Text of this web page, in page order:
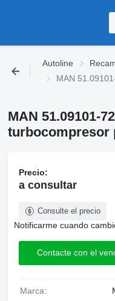
Autoline
MAN
MAN 51.09101-
turbocompresor
Precio:
a consultar
Consulte el precio
Notificarme cuando
Contacte con el
Marca: